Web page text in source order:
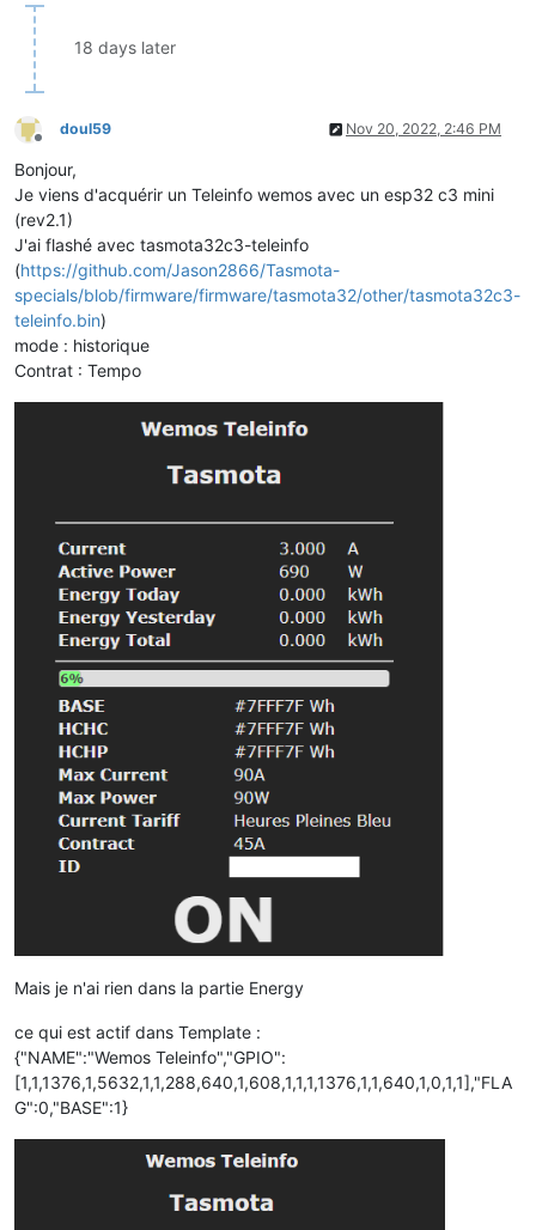
18 days later
Offline
doul59 Nov 20, 2022, 2:46 PM
Bonjour,
Je viens d'acquérir un Teleinfo wemos avec un esp32 c3 mini
(rev2.1)
J'ai flashé avec tasmota32c3-teleinfo
(https://github.com/Jason2866/Tasmota-
specials/blob/firmware/firmware/tasmota32/other/tasmota32c3-
teleinfo.bin)
mode : historique
Contrat : Tempo
Mais je n'ai rien dans la partie Energy
ce qui est actif dans Template :
{"NAME":"Wemos Teleinfo","GPIO":
[1,1,1376,1,5632,1,1,288,640,1,608,1,1,1,1376,1,1,640,1,0,1,1],"FLA
G":0,"BASE":1}